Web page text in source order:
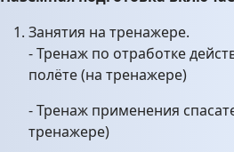
Занятия на тренажере.
- Тренаж по отработке
полёте (на тренажере)
- Тренаж применения
тренажере)